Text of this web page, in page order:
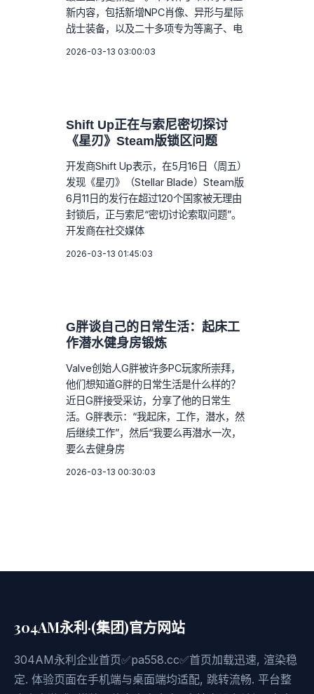
新内容，包括新增NPC肖像、异形与星际
战士装备，以及二十多项专为等离子、电
2026-03-13 03:00:03
Shift Up正在与索尼密切探讨
《星刃》Steam版锁区问题
开发商Shift Up表示，在5月16日（周五）
发现《星刃》（Stellar Blade）Steam版
6月11日的发行在超过120个国家被无理由
封锁后，正与索尼“密切讨论索取问题”。
开发商在社交媒体
2026-03-13 01:45:03
G胖谈自己的日常生活：起床工
作潜水健身房锻炼
Valve创始人G胖被许多PC玩家所崇拜，
他们想知道G胖的日常生活是什么样的？
近日G胖接受采访，分享了他的日常生
活。G胖表示：“我起床，工作，潜水，然
后继续工作”，然后“我要么再潜水一次，
要么去健身房
2026-03-13 00:30:03
304AM永利·(集团)官方网站
304AM永利企业首页✅pa558.cc✅首页加载迅速, 渲染稳
定. 体验页面在手机端与桌面端均适配, 跳转流畅. 平台整